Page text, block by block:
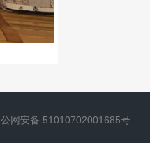
公网安备 51010702001685号